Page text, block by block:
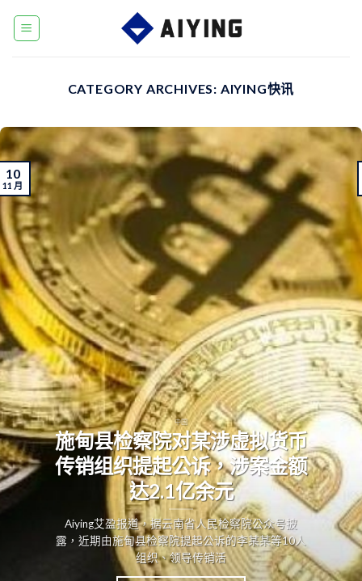
CATEGORY ARCHIVES: AIYING快讯
中国
施甸县检察院对某涉虚拟货币
传销组织提起公诉，涉案金额
达2.1亿余元
Aiying艾盈报道，据云南省人民检察院公众号披
露，近期由施甸县检察院提起公诉的李某某等10人
组织、领导传销活
10
11 月